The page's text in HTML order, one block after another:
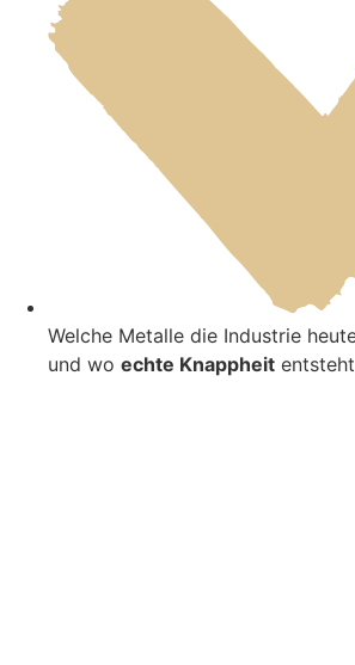
Welche Metalle die Industrie
und wo echte Knappheit entsteht